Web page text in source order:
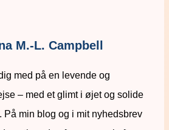
M.-L. Campbell
med på en levende og
– med et glimt i øjet og solide
min blog og i mit nyhedsbrev